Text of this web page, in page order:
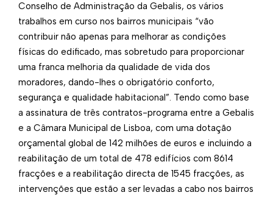
Conselho de Administração da Gebalis, os vários
trabalhos em curso nos bairros municipais “vão
contribuir não apenas para melhorar as condições
físicas do edificado, mas sobretudo para proporcionar
uma franca melhoria da qualidade de vida dos
moradores, dando-lhes o obrigatório conforto,
segurança e qualidade habitacional”. Tendo como base
a assinatura de três contratos-programa entre a Gebalis
e a Câmara Municipal de Lisboa, com uma dotação
orçamental global de 142 milhões de euros e incluindo a
reabilitação de um total de 478 edifícios com 8614
fracções e a reabilitação directa de 1545 fracções, as
intervenções que estão a ser levadas a cabo nos bairros